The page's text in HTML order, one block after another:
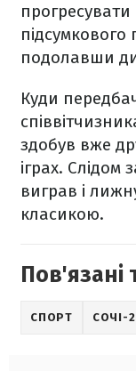
подолавши
Куди
здобув вже
іграх. Слідом
виграв і
класикою.
Пов'язані
СПОРТ СОЧІ-